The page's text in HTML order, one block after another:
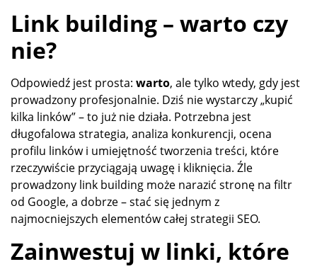
Link building – warto czy
nie?
Odpowiedź jest prosta: warto, ale tylko wtedy, gdy jest
prowadzony profesjonalnie. Dziś nie wystarczy „kupić
kilka linków” – to już nie działa. Potrzebna jest
długofalowa strategia, analiza konkurencji, ocena
profilu linków i umiejętność tworzenia treści, które
rzeczywiście przyciągają uwagę i kliknięcia. Źle
prowadzony link building może narazić stronę na filtr
od Google, a dobrze – stać się jednym z
najmocniejszych elementów całej strategii SEO.
Zainwestuj w linki, które